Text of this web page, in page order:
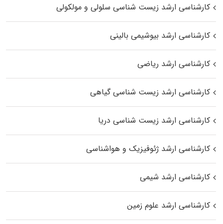
کارشناسی ارشد زیست شناسی سلولی و مولکولی
کارشناسی ارشد بیوشیمی بالینی
کارشناسی ارشد ریاضی
کارشناسی ارشد زیست‌ شناسی گیاهی
کارشناسی ارشد زیست‌ شناسی دریا
کارشناسی ارشد ژئوفیزیک و هواشناسی
کارشناسی ارشد شیمی
کارشناسی ارشد علوم زمین